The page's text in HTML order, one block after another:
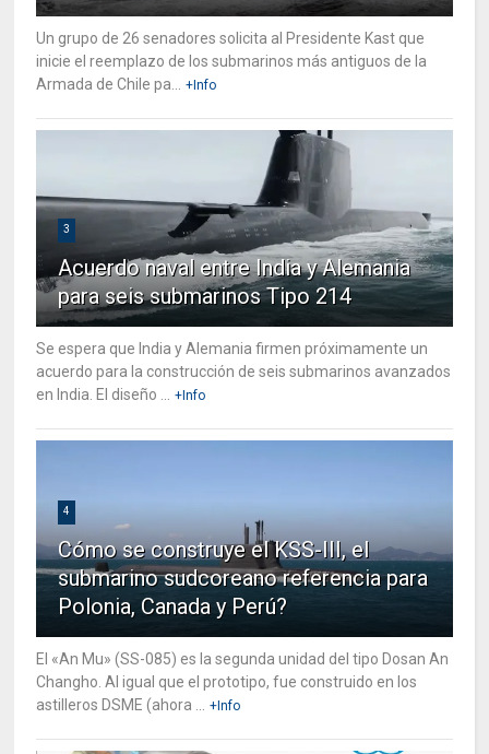
Un grupo de 26 senadores solicita al Presidente Kast que
inicie el reemplazo de los submarinos más antiguos de la
Armada de Chile pa...
+Info
3
Acuerdo naval entre India y Alemania
para seis submarinos Tipo 214
Se espera que India y Alemania firmen próximamente un
acuerdo para la construcción de seis submarinos avanzados
en India. El diseño ...
+Info
4
Cómo se construye el KSS-III, el
submarino sudcoreano referencia para
Polonia, Canada y Perú?
El «An Mu» (SS-085) es la segunda unidad del tipo Dosan An
Changho. Al igual que el prototipo, fue construido en los
astilleros DSME (ahora ...
+Info